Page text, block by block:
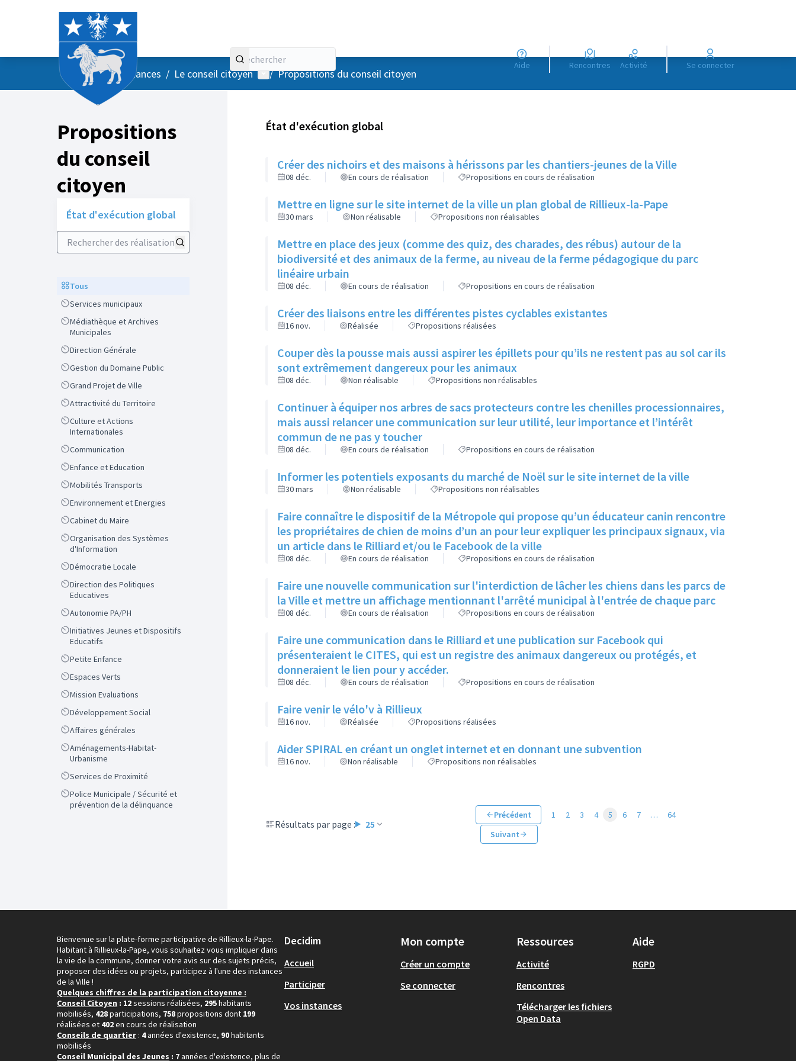
Aide Rencontres Activité Se connecter
AccueilMenu principal
/ Vos instances / Le conseil citoyen Menu utilisateur
/ Propositions du conseil citoyen
Propositions
du conseil
citoyen
État d'exécution global
Rechercher des réalisations
ScopeTous
ScopeServices municipaux
Scope
Médiathèque et Archives
Municipales
ScopeDirection Générale
ScopeGestion du Domaine Public
ScopeGrand Projet de Ville
ScopeAttractivité du Territoire
Scope
Culture et Actions
Internationales
ScopeCommunication
ScopeEnfance et Education
ScopeMobilités Transports
ScopeEnvironnement et Energies
ScopeCabinet du Maire
Scope
Organisation des Systèmes
d'Information
ScopeDémocratie Locale
Scope
Direction des Politiques
Educatives
ScopeAutonomie PA/PH
Scope
Initiatives Jeunes et Dispositifs
Educatifs
ScopePetite Enfance
ScopeEspaces Verts
ScopeMission Evaluations
ScopeDéveloppement Social
ScopeAffaires générales
Scope
Aménagements-Habitat-
Urbanisme
ScopeServices de Proximité
Scope
Police Municipale / Sécurité et
prévention de la délinquance
État d'exécution global
Créer des nichoirs et des maisons à hérissons par les chantiers-jeunes de la Ville
08 déc. En cours de réalisation Propositions en cours de réalisation
Mettre en ligne sur le site internet de la ville un plan global de Rillieux-la-Pape
30 mars Non réalisable Propositions non réalisables
Mettre en place des jeux (comme des quiz, des charades, des rébus) autour de la
biodiversité et des animaux de la ferme, au niveau de la ferme pédagogique du parc
linéaire urbain
08 déc. En cours de réalisation Propositions en cours de réalisation
Créer des liaisons entre les différentes pistes cyclables existantes
16 nov. Réalisée Propositions réalisées
Couper dès la pousse mais aussi aspirer les épillets pour qu’ils ne restent pas au sol car ils
sont extrêmement dangereux pour les animaux
08 déc. Non réalisable Propositions non réalisables
Continuer à équiper nos arbres de sacs protecteurs contre les chenilles processionnaires,
mais aussi relancer une communication sur leur utilité, leur importance et l’intérêt
commun de ne pas y toucher
08 déc. En cours de réalisation Propositions en cours de réalisation
Informer les potentiels exposants du marché de Noël sur le site internet de la ville
30 mars Non réalisable Propositions non réalisables
Faire connaître le dispositif de la Métropole qui propose qu’un éducateur canin rencontre
les propriétaires de chien de moins d’un an pour leur expliquer les principaux signaux, via
un article dans le Rilliard et/ou le Facebook de la ville
08 déc. En cours de réalisation Propositions en cours de réalisation
Faire une nouvelle communication sur l'interdiction de lâcher les chiens dans les parcs de
la Ville et mettre un affichage mentionnant l'arrêté municipal à l'entrée de chaque parc
08 déc. En cours de réalisation Propositions en cours de réalisation
Faire une communication dans le Rilliard et une publication sur Facebook qui
présenteraient le CITES, qui est un registre des animaux dangereux ou protégés, et
donneraient le lien pour y accéder.
08 déc. En cours de réalisation Propositions en cours de réalisation
Faire venir le vélo'v à Rillieux
16 nov. Réalisée Propositions réalisées
Aider SPIRAL en créant un onglet internet et en donnant une subvention
16 nov. Non réalisable Propositions non réalisables
Résultats par page : 25
Précédent 1 2 3 4 5 6 7 …
64
Suivant
Bienvenue sur la plate-forme participative de Rillieux-la-Pape.
Habitant à Rillieux-la-Pape, vous souhaitez vous impliquer dans
la vie de la commune, donner votre avis sur des sujets précis,
proposer des idées ou projets, participez à l'une des instances
de la Ville !
Quelques chiffres de la participation citoyenne :
Conseil Citoyen : 12sessions réalisées, 295habitants
mobilisés, 428participations, 758propositions dont 199
réalisées et 402en cours de réalisation
Conseils de quartier : 4années d'existence, 90habitants
mobilisés
Conseil Municipal des Jeunes : 7années d'existence, plus de
Decidim
Accueil
Participer
Vos instances
Mon compte
Créer un compte
Se connecter
Ressources
Activité
Rencontres
Télécharger les fichiers
Open Data
Aide
RGPD